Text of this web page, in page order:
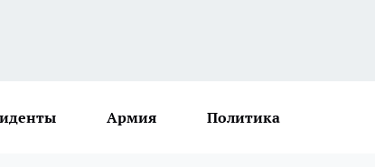
Армия Политика